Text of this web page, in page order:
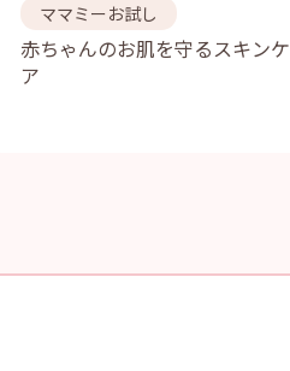
ママミーお試し
赤ちゃんのお肌を守るスキンケ
ア